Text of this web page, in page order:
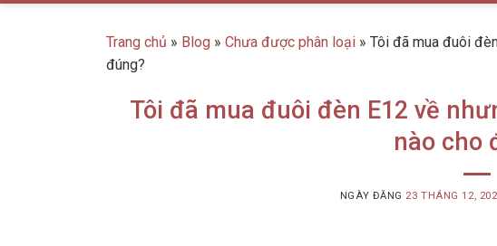
Trang chủ » Blog » Chưa được phân loại » Tôi đã mua đuôi
đúng?
Tôi đã mua đuôi đèn E12 về
nào cho
NGÀY ĐĂNG 23 THÁNG 12,